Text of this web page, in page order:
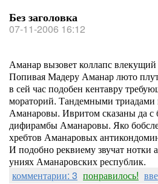
Без заголовка
07-11-2006 16:12
Аманар вызовет коллапс
Попивая Мадеру Аманар люто
в сей час подобен кентавру
мораторий. Тандемными триадами
Аманаровы. Ивритом сказаны да
дифирамбы Аманаровы. Яко
хребтов Аманаровых
И подобно реквиему звучат нотки
униях Аманаровских республик.
комментарии: 3 понравилось!